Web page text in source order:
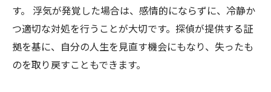
す。 浮気が発覚した場合は、感情的にならずに、冷静か
つ適切な対処を行うことが大切です。探偵が提供する証
拠を基に、自分の人生を見直す機会にもなり、失ったも
のを取り戻すこともできます。